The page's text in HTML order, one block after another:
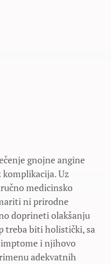
gnojne angine
komplikacija. Uz
medicinsko
ni prirodne
doprineti olakšanju
treba biti holistički, sa
i njihovo
adekvatnih